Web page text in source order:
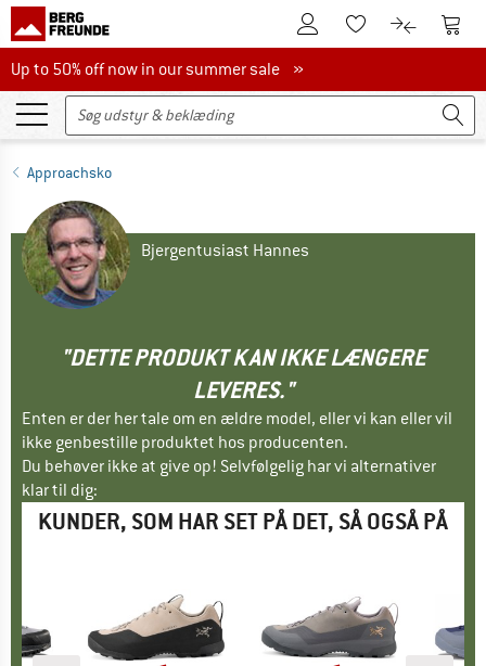
Til kundekontoenTil huskesedlen.
Til Til
Up to 50% off now in our summer sale
Up to 50% off now in our summer sale »
Approachsko
Bjergentusiast Hannes
"DETTE PRODUKT KAN IKKE LÆNGERE
LEVERES."
Enten er der her tale om en ældre model, eller vi kan eller vil
ikke genbestille produktet hos producenten.
Du behøver ikke at give op! Selvfølgelig har vi alternativer
klar til dig:
KUNDER, SOM HAR SET PÅ DET, SÅ OGSÅ PÅ